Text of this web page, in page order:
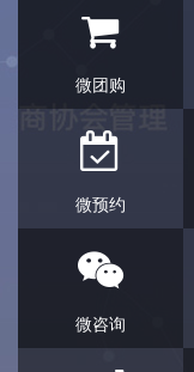
微团购
微预约
微咨询